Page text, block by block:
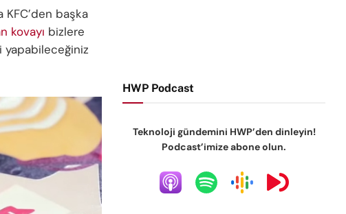
başka
kovayı bizlere
yapabileceğiniz
HWP Podcast
Teknoloji gündemini HWP’den dinleyin!
Podcast’imize abone olun.